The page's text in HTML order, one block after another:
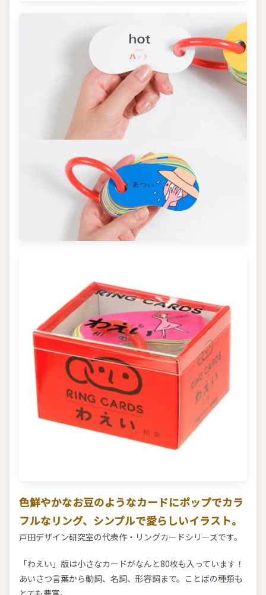
色鮮やかなお豆のようなカードにポップでカラ
フルなリング、シンプルで愛らしいイラスト。
戸田デザイン研究室の代表作・リングカードシリーズです。
「わえい」版は小さなカードがなんと80枚も入っています！
あいさつ言葉から動詞、名詞、形容詞まで。ことばの種類も